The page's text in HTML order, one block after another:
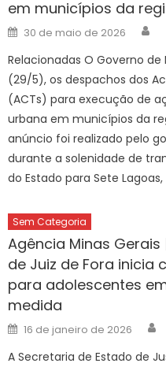
em municípios da
Posted
on
30 de maio de 2026
Relacionadas O Governo
(29/5), os despachos dos
(ACTs) para execução de
urbana em municípios da
anúncio foi realizado pelo
durante a solenidade de
do Estado para Sete
Sem Categoria
Agência Minas
de Juiz de Fora inicia
para adolescentes
medida
Posted
on
16 de janeiro de 2026
A Secretaria de Estado de